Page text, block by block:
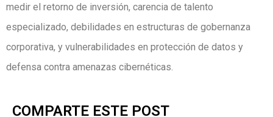
medir el retorno de inversión, carencia de talento
especializado, debilidades en estructuras de gobernanza
corporativa, y vulnerabilidades en protección de datos y
defensa contra amenazas cibernéticas.
COMPARTE ESTE POST